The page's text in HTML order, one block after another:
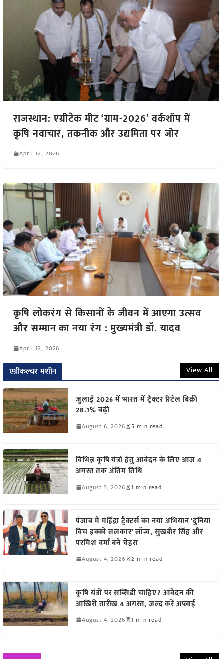
राजस्थान: एग्रीटेक मीट ‘ग्राम-2026’ वर्कशॉप में
कृषि नवाचार, तकनीक और उद्यमिता पर जोर
April 12, 2026
कृषि लोकरंग से किसानों के जीवन में आएगा उत्सव
और सम्मान का नया रंग : मुख्यमंत्री डॉ. यादव
April 12, 2026
एग्रीकल्चर मशीन View All
जुलाई 2026 में भारत में ट्रैक्टर रिटेल बिक्री
28.1% बढ़ी
August 6, 2026 5 min read
विभिन्न कृषि यंत्रों हेतु आवेदन के लिए आज 4
अगस्त तक अंतिम तिथि
August 5, 2026 1 min read
पंजाब में महिंद्रा ट्रैक्टर्स का नया अभियान ‘दुनिया
विच इक्को ललकार’ लॉन्च, सुखबीर सिंह और
परमिश वर्मा बने चेहरा
August 4, 2026 2 min read
कृषि यंत्रों पर सब्सिडी चाहिए? आवेदन की
आखिरी तारीख 4 अगस्त, जल्द करें अप्लाई
August 4, 2026 1 min read